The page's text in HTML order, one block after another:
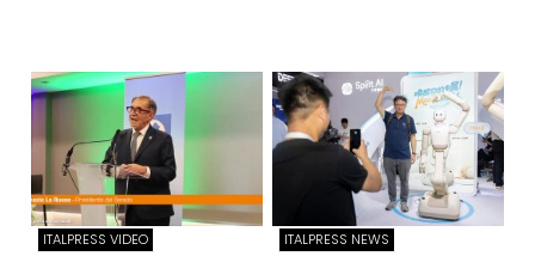
ITALPRESS VIDEO ITALPRESS NEWS